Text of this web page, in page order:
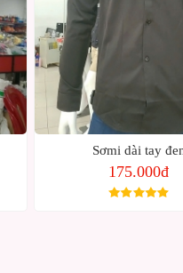
Sơmi dài tay
175.000đ